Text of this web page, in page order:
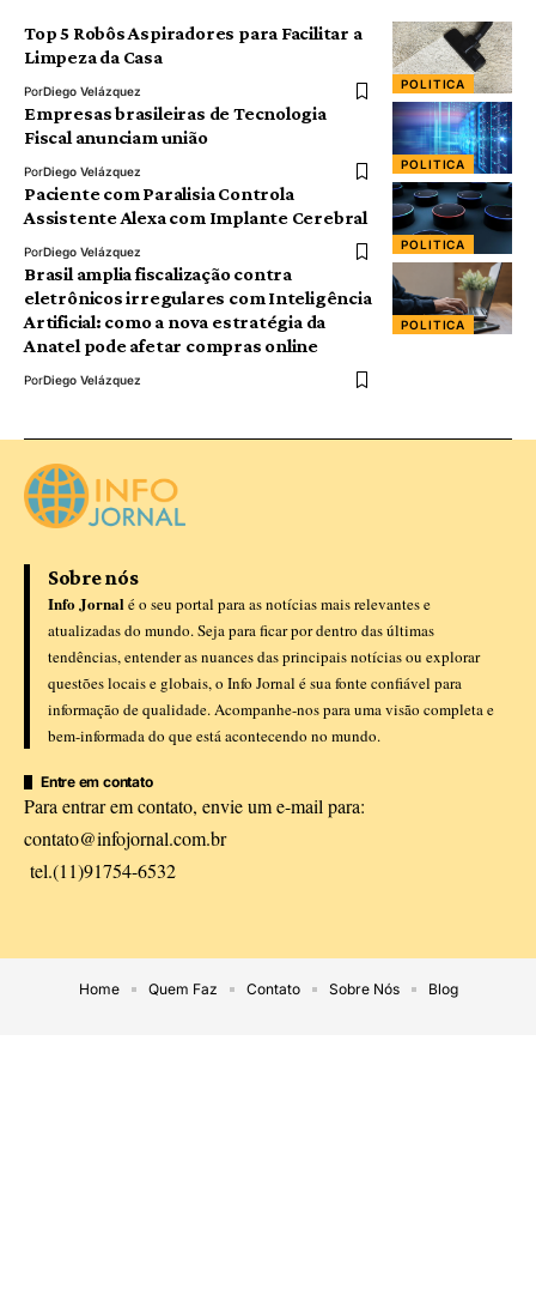
POLITICA
Top 5 Robôs Aspiradores para Facilitar a
Limpeza da Casa
PorDiego Velázquez
POLITICA
Empresas brasileiras de Tecnologia
Fiscal anunciam união
PorDiego Velázquez
POLITICA
Paciente com Paralisia Controla
Assistente Alexa com Implante Cerebral
PorDiego Velázquez
POLITICA
Brasil amplia fiscalização contra
eletrônicos irregulares com Inteligência
Artificial: como a nova estratégia da
Anatel pode afetar compras online
PorDiego Velázquez
Sobre nós
Info Jornal é o seu portal para as notícias mais relevantes e
atualizadas do mundo. Seja para ficar por dentro das últimas
tendências, entender as nuances das principais notícias ou explorar
questões locais e globais, o Info Jornal é sua fonte confiável para
informação de qualidade. Acompanhe-nos para uma visão completa e
bem-informada do que está acontecendo no mundo.
Entre em contato
Para entrar em contato, envie um e-mail para:
contato@infojornal.com.br
tel.(11)91754-6532
Home Quem Faz Contato Sobre Nós Blog